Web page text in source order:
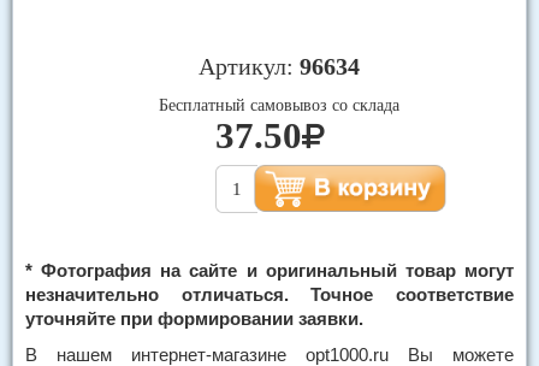
Артикул: 96634
Бесплатный самовывоз со склада
37.50
* Фотография на сайте и оригинальный товар могут
незначительно отличаться. Точное соответствие
уточняйте при формировании заявки.
В нашем интернет-магазине opt1000.ru Вы можете